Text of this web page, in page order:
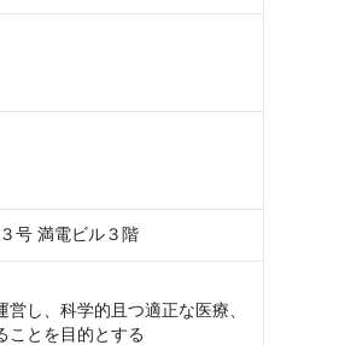
号 満電ビル３階
し、科学的且つ適正な医療、
ことを目的とする